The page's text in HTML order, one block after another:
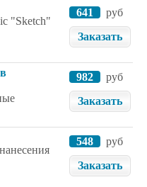
"Sketch"
641
руб
Заказать
982
руб
Заказать
548
руб
Заказать